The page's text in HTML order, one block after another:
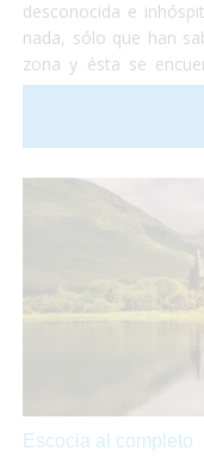
desconocida e
nada, sólo que han
zona y ésta se
viaje comenzaremos
Oslo. Al terminar de
hacia Bergen. Éste
con unas vistas
Escocia al completo